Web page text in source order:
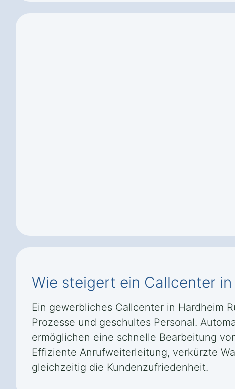
Wie steigert ein Callcenter
Ein gewerbliches Callcenter in Hardheim
Prozesse und geschultes Personal.
ermöglichen eine schnelle Bearbeitung
Effiziente Anrufweiterleitung, verkürzte
gleichzeitig die Kundenzufriedenheit.